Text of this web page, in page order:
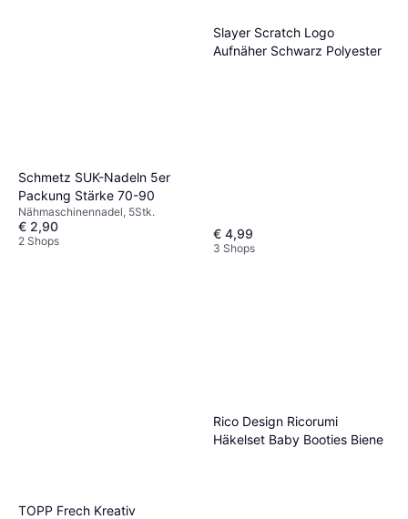
Schmetz SUK-Nadeln 5er
Packung Stärke 70-90
Nähmaschinennadel, 5Stk.
€ 2,90
2 Shops
Slayer Scratch Logo
Aufnäher Schwarz Polyester
€ 4,99
3 Shops
TOPP Frech Kreativ
Rico Design Ricorumi
Häkelset Baby Booties Biene